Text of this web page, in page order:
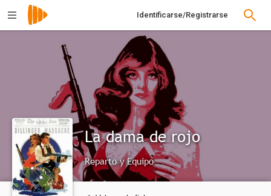
Identificarse/Registrarse
La dama de rojo
Reparto y Equipo